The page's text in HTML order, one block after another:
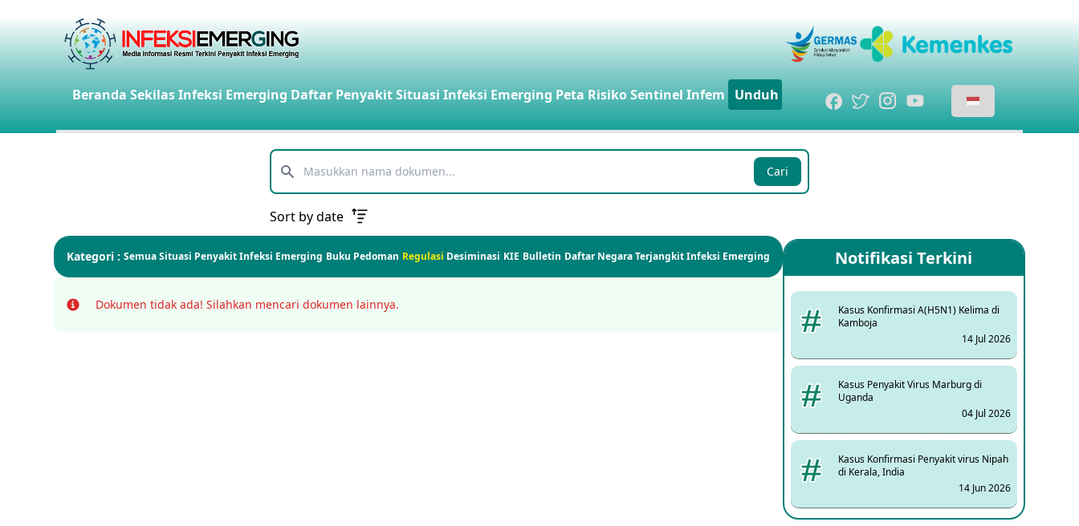
Beranda Sekilas Infeksi Emerging Daftar PenyakitSituasi Infeksi Emerging Peta RisikoSentinel Infem Unduh
Telusuri Cari
Sort by date
Kategori : Semua Situasi Penyakit Infeksi Emerging Buku Pedoman Regulasi Desiminasi KIE Bulletin Daftar Negara Terjangkit Infeksi Emerging
Info Dokumen tidak ada! Silahkan mencari dokumen lainnya.
Notifikasi Terkini
Kasus Konfirmasi A(H5N1) Kelima di
Kamboja
14 Jul 2026
Kasus Penyakit Virus Marburg di
Uganda
04 Jul 2026
Kasus Konfirmasi Penyakit virus Nipah
di Kerala, India
14 Jun 2026